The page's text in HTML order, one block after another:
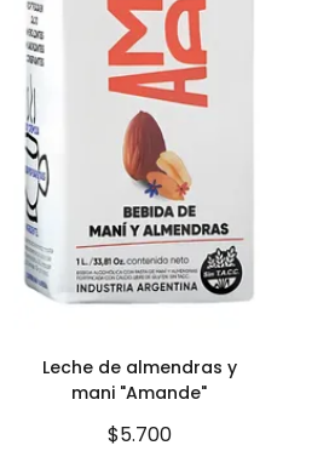
Leche de almendras y
mani "Amande"
$5.700